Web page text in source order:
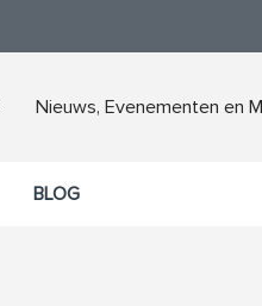
Nieuws, Evenementen en
BLOG